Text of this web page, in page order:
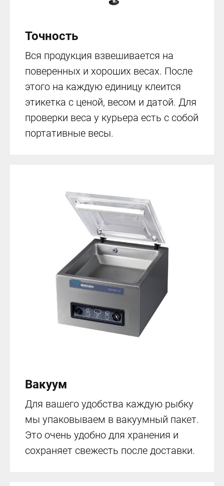
Точность
Вся продукция взвешивается на
поверенных и хороших весах. После
этого на каждую единицу клеится
этикетка с ценой, весом и датой. Для
проверки веса у курьера есть с собой
портативные весы.
Вакуум
Для вашего удобства каждую рыбку
мы упаковываем в вакуумный пакет.
Это очень удобно для хранения и
сохраняет свежесть после доставки.